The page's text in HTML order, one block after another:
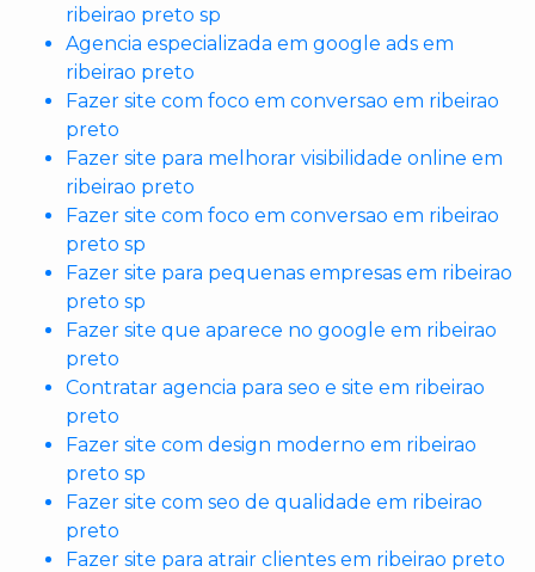
ribeirao preto sp
Agencia especializada em google ads em
ribeirao preto
Fazer site com foco em conversao em ribeirao
preto
Fazer site para melhorar visibilidade online em
ribeirao preto
Fazer site com foco em conversao em ribeirao
preto sp
Fazer site para pequenas empresas em ribeirao
preto sp
Fazer site que aparece no google em ribeirao
preto
Contratar agencia para seo e site em ribeirao
preto
Fazer site com design moderno em ribeirao
preto sp
Fazer site com seo de qualidade em ribeirao
preto
Fazer site para atrair clientes em ribeirao preto